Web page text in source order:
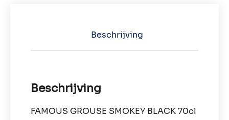
Beschrijving
Beschrijving
FAMOUS GROUSE SMOKEY BLACK 70cl